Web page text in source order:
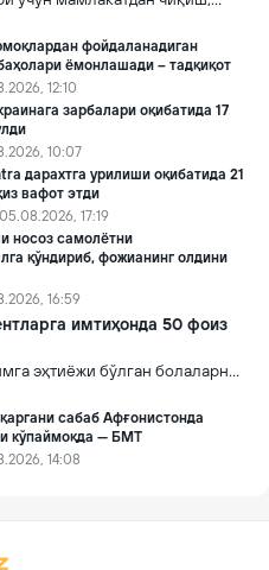
тартиби бўйича янги
фойдаланадиган
ёмонлашади – тадқиқот
12:10
зарбалари оқибатида 17
10:07
дарахтга урилиши оқибатида 21
вафот этди
05.08.2026, 17:19
носоз самолётни
қўндириб, фожианинг олдини
16:59
имтиҳонда 50 фоиз
эҳтиёжи бўлган болаларни
билан қамраб олиш тизимини
чора-тадбирлар
таълим соҳасида қатор
сабаб Афғонистонда
кўпаймоқда — БМТ
14:08